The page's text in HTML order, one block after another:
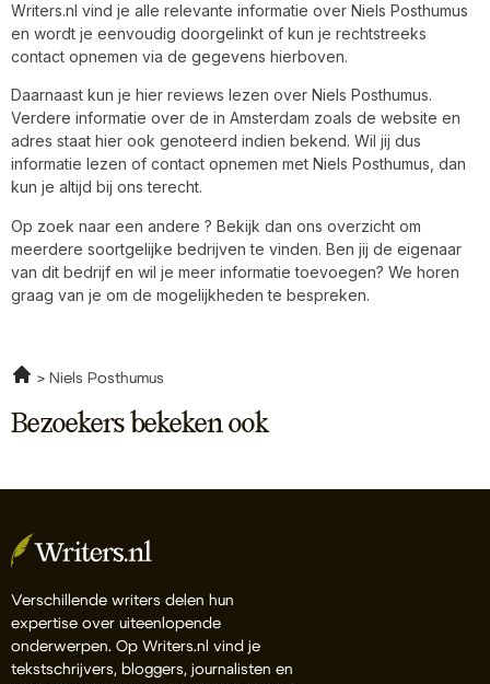
Writers.nl vind je alle relevante informatie over Niels Posthumus
en wordt je eenvoudig doorgelinkt of kun je rechtstreeks
contact opnemen via de gegevens hierboven.
Daarnaast kun je hier reviews lezen over Niels Posthumus.
Verdere informatie over de in Amsterdam zoals de website en
adres staat hier ook genoteerd indien bekend. Wil jij dus
informatie lezen of contact opnemen met Niels Posthumus, dan
kun je altijd bij ons terecht.
Op zoek naar een andere ? Bekijk dan ons overzicht om
meerdere soortgelijke bedrijven te vinden. Ben jij de eigenaar
van dit bedrijf en wil je meer informatie toevoegen? We horen
graag van je om de mogelijkheden te bespreken.
Niels Posthumus
Bezoekers bekeken ook
Verschillende writers delen hun
expertise over uiteenlopende
onderwerpen. Op Writers.nl vind je
tekstschrijvers, bloggers, journalisten en